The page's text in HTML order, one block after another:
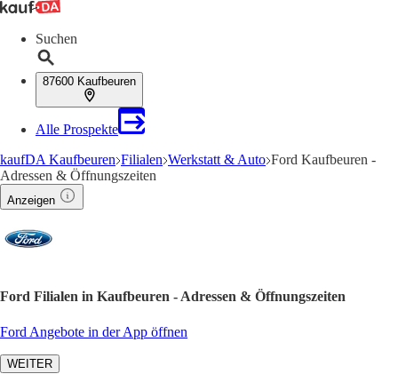
Suchen
87600 Kaufbeuren
Alle Prospekte
kaufDA Kaufbeuren Filialen Werkstatt & Auto Ford Kaufbeuren -
Adressen & Öffnungszeiten
Anzeigen
Ford Filialen in Kaufbeuren - Adressen & Öffnungszeiten
Ford Angebote in der App öffnen
WEITER